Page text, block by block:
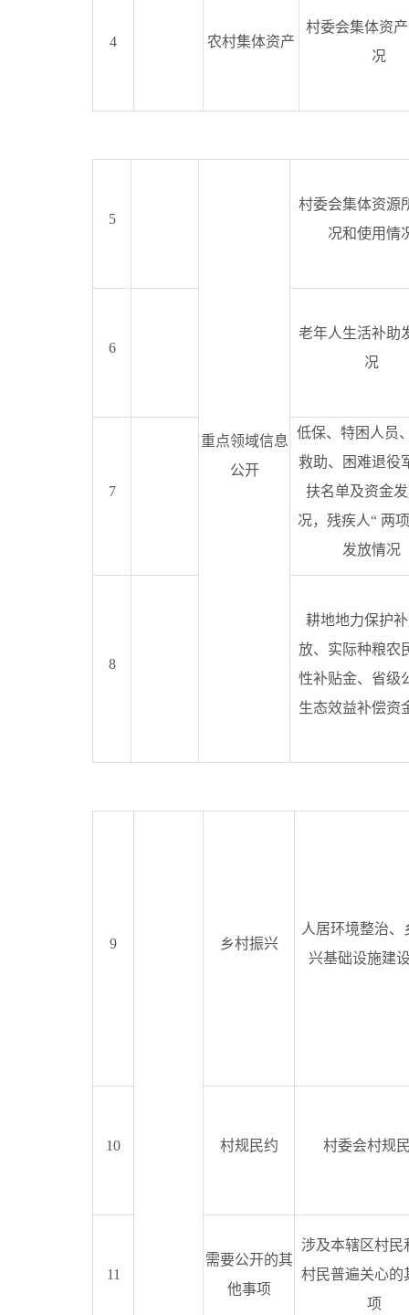
4 农村集体资产
村委会集体资
况
5
重点领域信息
公开
村委会集体资源
况和使用情
6
老年人生活补助
况
7
低保、特困人员
救助、困难退役
扶名单及资金
况，残疾人“ 两
发放情况
8
耕地地力保护
放、实际种粮农
性补贴金、省级
生态效益补偿资
9 乡村振兴
人居环境整治、
兴基础设施建
10 村规民约 村委会村规
11
需要公开的其
他事项
涉及本辖区村民
村民普遍关心的
项